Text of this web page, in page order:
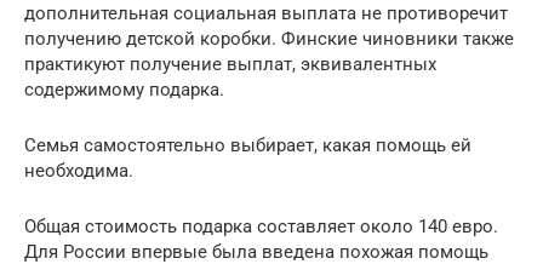
дополнительная социальная выплата не противоречит
получению детской коробки. Финские чиновники также
практикуют получение выплат, эквивалентных
содержимому подарка.
Семья самостоятельно выбирает, какая помощь ей
необходима.
Общая стоимость подарка составляет около 140 евро.
Для России впервые была введена похожая помощь